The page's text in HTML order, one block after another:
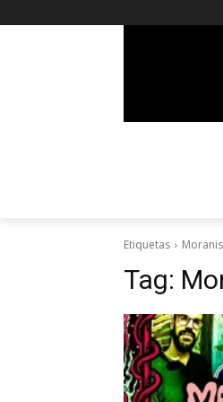
Etiquetas Moranis
Tag: